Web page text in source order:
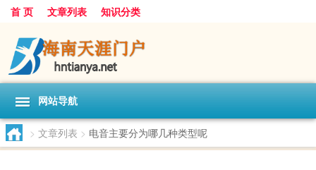
首 页 文章列表 知识分类
网站导航
> 文章列表 > 电音主要分为哪几种类型呢